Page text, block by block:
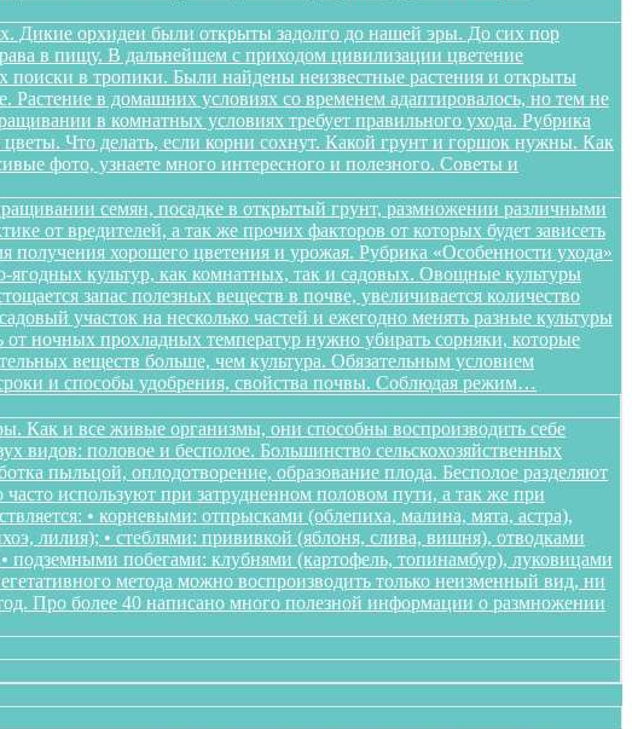
Дикие орхидеи были открыты задолго до нашей эры. До сих пор
в пищу. В дальнейшем с приходом цивилизации цветение
поиски в тропики. Были найдены неизвестные растения и открыты
в домашних условиях со временем адаптировалось, но тем не
в комнатных условиях требует правильного ухода. Рубрика
Что делать, если корни сохнут. Какой грунт и горшок нужны. Как
фото, узнаете много интересного и полезного. Советы и
семян, посадке в открытый грунт, размножении различными
от вредителей, а так же прочих факторов от которых будет зависеть
получения хорошего цветения и урожая. Рубрика «Особенности ухода»
культур, как комнатных, так и садовых. Овощные культуры
запас полезных веществ в почве, увеличивается количество
участок на несколько частей и ежегодно менять разные культуры
ночных прохладных температур нужно убирать сорняки, которые
веществ больше, чем культура. Обязательным условием
и способы удобрения, свойства почвы. Соблюдая режим…
Как и все живые организмы, они способны воспроизводить себе
видов: половое и бесполое. Большинство сельскохозяйственных
пыльцой, оплодотворение, образование плода. Бесполое разделяют
используют при затрудненном половом пути, а так же при
• корневыми: отпрысками (облепиха, малина, мята, астра),
лилия); • стеблями: прививкой (яблоня, слива, вишня), отводками
подземными побегами: клубнями (картофель, топинамбур), луковицами
метода можно воспроизводить только неизменный вид, ни
Про более 40 написано много полезной информации о размножении